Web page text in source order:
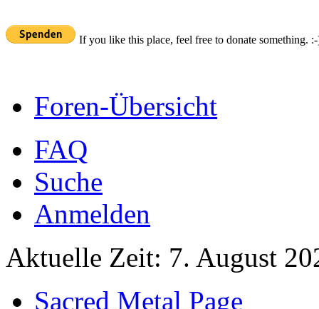
If you like this place, feel free to donate something.
Foren-Übersicht
FAQ
Suche
Anmelden
Aktuelle Zeit: 7. August
Sacred Metal Page